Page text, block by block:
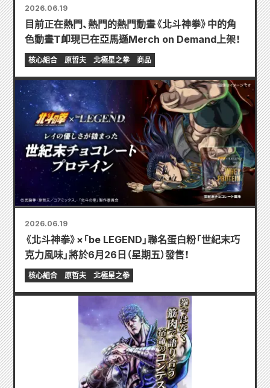
2026.06.19
目前正在熱門、熱門的熱門動畫《北斗神拳》中的角
色動畫T卹現已在亞馬遜Merch on Demand上架！
核心組合 原哲夫 北極星之拳 商品
2026.06.19
《北斗神拳》×「be LEGEND」聯名蛋白粉「世紀末巧
克力風味」將於6月26日（星期五）發售！
核心組合 原哲夫 北極星之拳